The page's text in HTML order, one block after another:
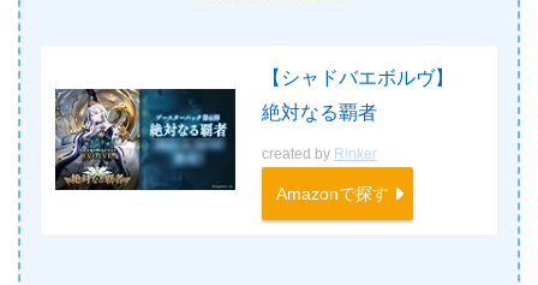
【シャドバエボルヴ】
絶対なる覇者
created by Rinker
Amazonで探す